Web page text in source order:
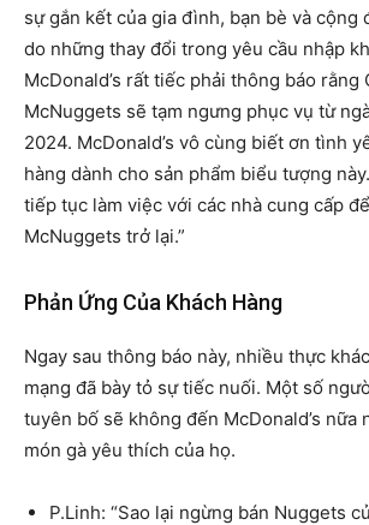
sự gắn kết của gia đình, bạn bè và cộng
do những thay đổi trong yêu cầu nhập
McDonald’s rất tiếc phải thông báo rằng
McNuggets sẽ tạm ngưng phục vụ từ
2024. McDonald’s vô cùng biết ơn tình
hàng dành cho sản phẩm biểu tượng
tiếp tục làm việc với các nhà cung cấp
McNuggets trở lại.”
Phản Ứng Của Khách Hàng
Ngay sau thông báo này, nhiều thực
mạng đã bày tỏ sự tiếc nuối. Một số
tuyên bố sẽ không đến McDonald’s nữa
món gà yêu thích của họ.
P.Linh: “Sao lại ngừng bán Nuggets